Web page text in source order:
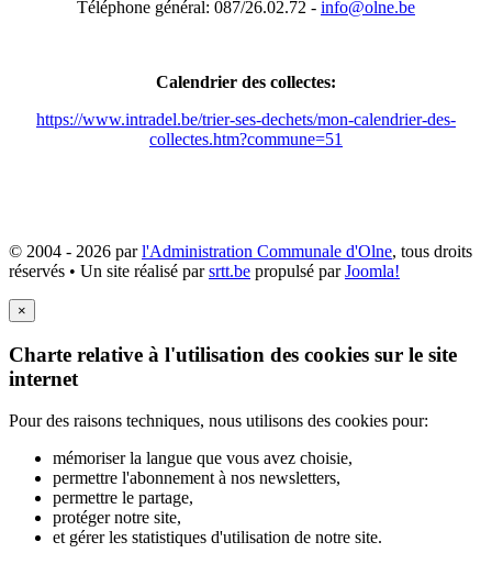
Téléphone général: 087/26.02.72 - info@olne.be
Calendrier des collectes:
https://www.intradel.be/trier-ses-dechets/mon-calendrier-des-
collectes.htm?commune=51
© 2004 - 2026 parl'Administration Communale d'Olne, tous droits
réservés • Un site réalisé parsrtt.be propulsé parJoomla!
×
Charte relative à l'utilisation des cookies sur le site
internet
Pour des raisons techniques, nous utilisons des cookies pour:
mémoriser la langue que vous avez choisie,
permettre l'abonnement à nos newsletters,
permettre le partage,
protéger notre site,
et gérer les statistiques d'utilisation de notre site.